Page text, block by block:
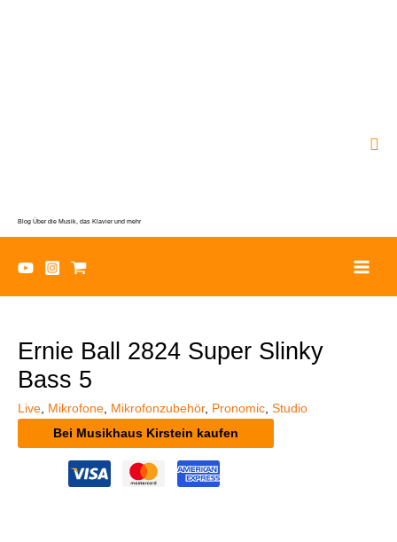
Blog Über die Musik, das Klavier und mehr
Ernie Ball 2824 Super Slinky
Bass 5
Live Mikrofone Mikrofonzubehör, Pronomic Studio
Bei Musikhaus Kirstein kaufen